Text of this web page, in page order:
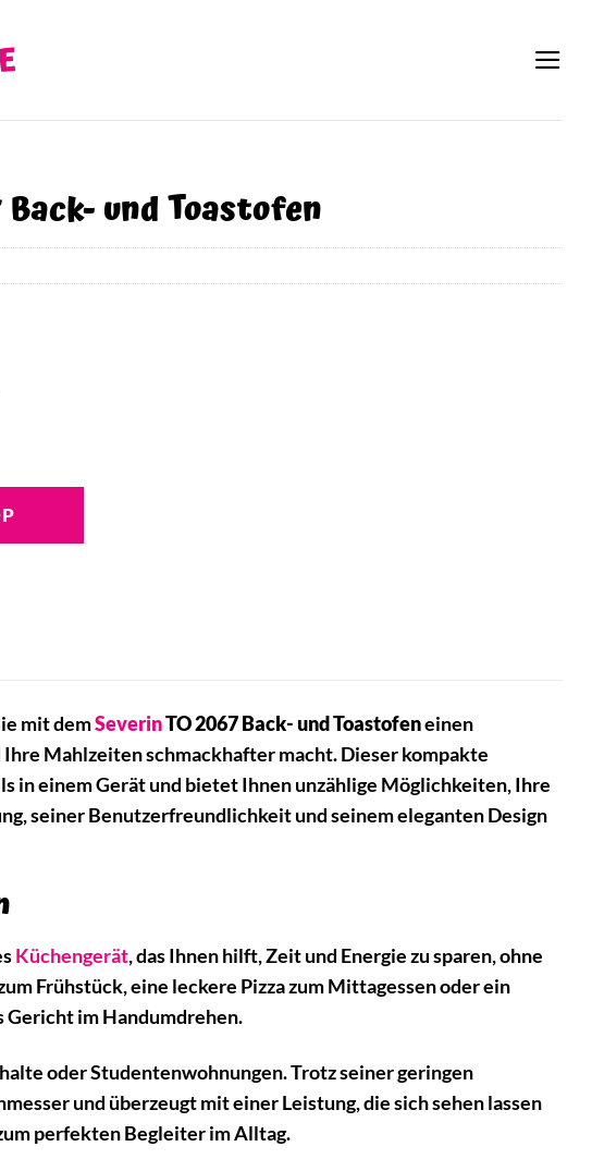
Back- und Toastofen
mit demSeverinTO 2067 Back- und Toastofeneinen
Ihre Mahlzeiten schmackhafter macht. Dieser kompakte
in einem Gerät und bietet Ihnen unzählige Möglichkeiten, Ihre
seiner Benutzerfreundlichkeit und seinem eleganten Design
Küchengerät, das Ihnen hilft, Zeit und Energie zu sparen, ohne
Frühstück, eine leckere Pizza zum Mittagessen oder ein
Gericht im Handumdrehen.
oder Studentenwohnungen. Trotz seiner geringen
und überzeugt mit einer Leistung, die sich sehen lassen
perfekten Begleiter im Alltag.